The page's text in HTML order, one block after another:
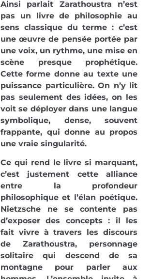
Ainsi parlait Zarathoustra n’est
pas un livre de philosophie au
sens classique du terme : c’est
une œuvre de pensée portée par
une voix, un rythme, une mise en
scène presque prophétique.
Cette forme donne au texte une
puissance particulière. On n’y lit
pas seulement des idées, on les
voit se déployer dans une langue
symbolique, dense, souvent
frappante, qui donne au propos
une vraie singularité.
Ce qui rend le livre si marquant,
c’est justement cette alliance
entre la profondeur
philosophique et l’élan poétique.
Nietzsche ne se contente pas
d’exposer des concepts : il les
fait vivre à travers les discours
de Zarathoustra, personnage
solitaire qui descend de sa
montagne pour parler aux